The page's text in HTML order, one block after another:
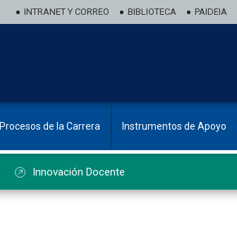
INTRANET Y CORREO BIBLIOTECA PAIDEIA
Procesos de la Carrera Instrumentos de Apoyo
Innovación Docente